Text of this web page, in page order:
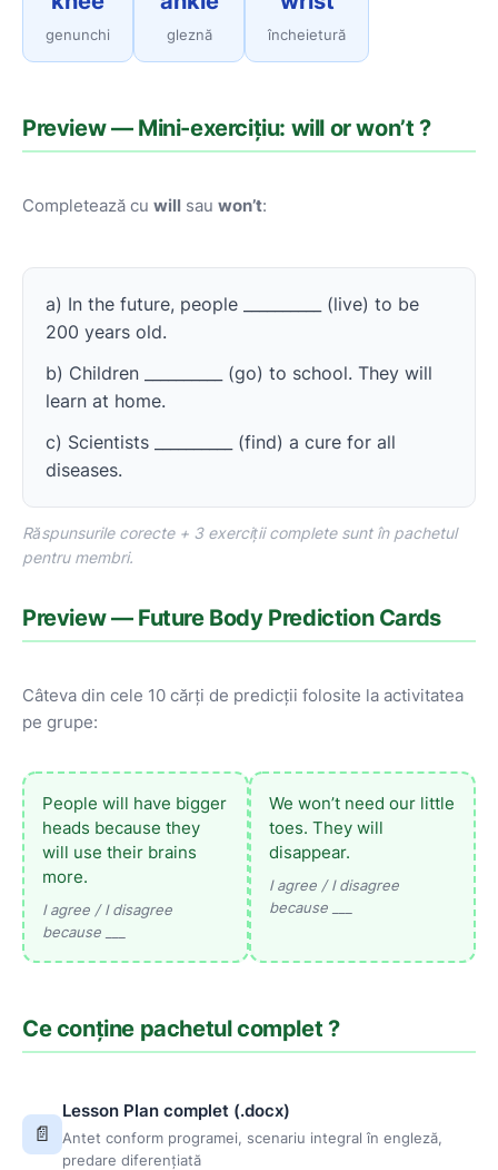
genunchi gleznă încheietură
Preview — Mini-exercițiu: will or won’t ?
Completează cu will sau won’t:
a) In the future, people __________ (live) to be
200 years old.
b) Children __________ (go) to school. They will
learn at home.
c) Scientists __________ (find) a cure for all
diseases.
Răspunsurile corecte + 3 exerciții complete sunt în pachetul
pentru membri.
Preview — Future Body Prediction Cards
Câteva din cele 10 cărți de predicții folosite la activitatea
pe grupe:
People will have bigger
heads because they
will use their brains
more.
I agree / I disagree
because ___
We won’t need our little
toes. They will
disappear.
I agree / I disagree
because ___
Ce conține pachetul complet ?
📄
Lesson Plan complet (.docx)
Antet conform programei, scenariu integral în engleză,
predare diferențiată